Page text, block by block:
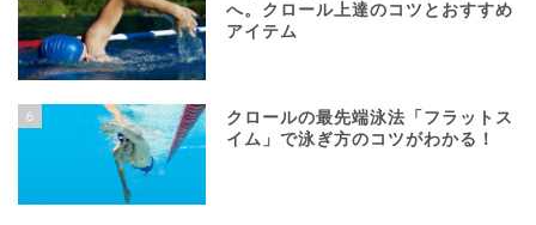
へ。クロール上達のコツとおすすめ
アイテム
6
クロールの最先端泳法「フラットス
イム」で泳ぎ方のコツがわかる！